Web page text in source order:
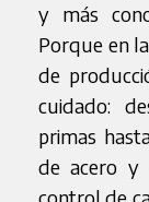
y más
Porque en
de
cuidado:
primas
de acero y